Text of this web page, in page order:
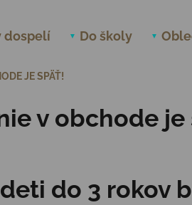
dospelí Do školy
JE SPÄŤ!
v obchode
do 3 rokov